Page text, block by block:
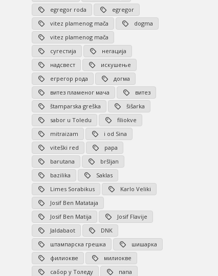
egregor roda
egregor
vitez plamenog mača
dogma
vitez plamenog mača
сугестија
негација
надсвест
искушење
егрегор рода
догма
витез пламеног мача
витез
štamparska greška
šišarka
sabor u Toledu
filiokve
mitraizam
i od Sina
viteški red
papa
barutana
bršljan
bazilika
Saklas
Limes Sorabikus
Karlo Veliki
Josif Ben Matataja
Josif Ben Matija
Josif Flavije
Jaldabaot
DNK
штампарска грешка
шишарка
филиокве
милиокве
сабор у Толеду
папа